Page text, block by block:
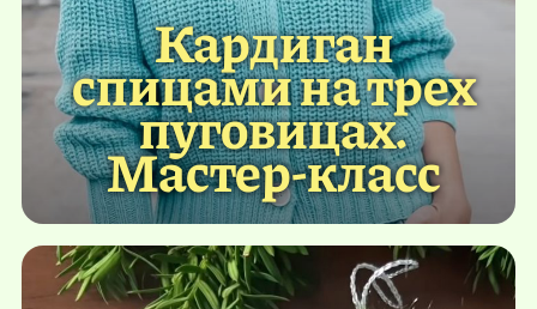
Кардиган
спицами на трех
пуговицах.
Мастер-класс